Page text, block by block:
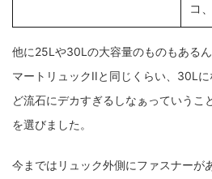
コ
他に25Lや30Lの大容量のものもある
マートリュックIIと同じくらい、30L
ど流石にデカすぎるしなぁっていうこ
を選びました。
今まではリュック外側にファスナーが